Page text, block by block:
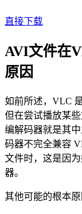
直接下载
AVI文件在
原因
如前所述，VLC
但在尝试播放某
编解码器就是其
码器不完全兼容
文件时，这是因
器。
其他可能的根本原